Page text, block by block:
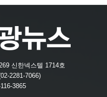
신한넥스텔 1714호
2281-7066)
3865